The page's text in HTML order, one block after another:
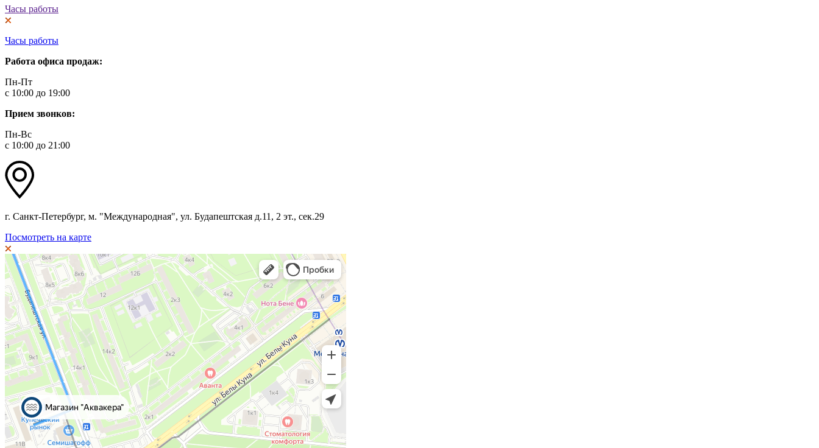
Часы работы
Часы работы
Работа офиса продаж:
Пн-Пт
с 10:00 до 19:00
Прием звонков:
Пн-Вс
с 10:00 до 21:00
г. Санкт-Петербург, м. "Международная", ул. Будапештская д.11, 2 эт., сек.29
Посмотреть на карте